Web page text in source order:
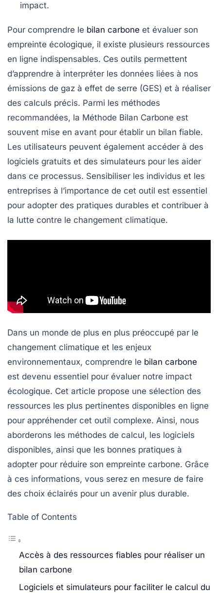
impact.
Pour comprendre le bilan carbone et évaluer son
empreinte écologique, il existe plusieurs ressources
en ligne indispensables. Ces outils permettent
d’apprendre à interpréter les données liées à nos
émissions de gaz à effet de serre (GES) et à réaliser
des calculs précis. Parmi les méthodes
recommandées, la Méthode Bilan Carbone est
souvent mise en avant pour établir un bilan fiable.
Les utilisateurs peuvent également accéder à des
logiciels gratuits et des simulateurs pour les aider
dans ce processus. Sensibiliser les individus et les
entreprises à l’importance de cet outil est essentiel
pour adopter des pratiques durables et contribuer à
la lutte contre le changement climatique.
Dans un monde de plus en plus préoccupé par le
changement climatique et les enjeux
environnementaux, comprendre le bilan carbone
est devenu essentiel pour évaluer notre impact
écologique. Cet article propose une sélection des
ressources les plus pertinentes disponibles en ligne
pour appréhender cet outil complexe. Ainsi, nous
aborderons les méthodes de calcul, les logiciels
disponibles, ainsi que les bonnes pratiques à
adopter pour réduire son empreinte carbone. Grâce
à ces informations, vous serez en mesure de faire
des choix éclairés pour un avenir plus durable.
Table of Contents
Accès à des ressources fiables pour réaliser un
bilan carbone
Logiciels et simulateurs pour faciliter le calcul du